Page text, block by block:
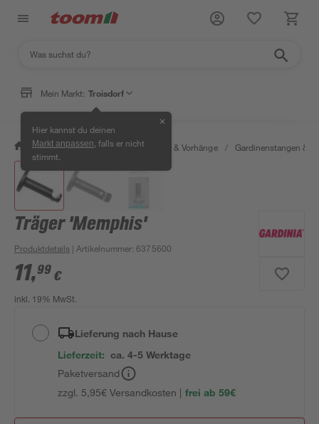
Mein Markt: Troisdorf
Hier kannst du deinen
Markt anpassen , falls er nicht
stimmt.
✕
/ Wohnen & Haushalt / Gardinen & Vorhänge / Gardinenstangen &
Träger 'Memphis'
Produktdetails | Artikelnummer:6375600
11,99 €
inkl. 19% MwSt.
Lieferung nach Hause
Lieferzeit: ca. 4-5 Werktage
Paketversand
zzgl. 5,95€ Versandkosten | frei ab 59€